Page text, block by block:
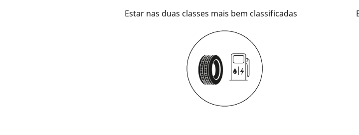
Estar nas duas classes mais bem classificadas